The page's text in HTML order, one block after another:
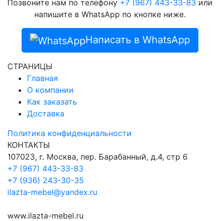
Позвоните нам по телефону +7 (967) 443-33-83 или
напишите в WhatsApp по кнопке ниже.
Написать в WhatsApp
СТРАНИЦЫ
Главная
О компании
Как заказать
Доставка
Политика конфиденциальности
КОНТАКТЫ
107023, г. Москва, пер. Барабанный, д.4, стр 6
+7 (967) 443-33-83
+7 (936) 243-30-35
ilazta-mebel@yandex.ru
www.ilazta-mebel.ru